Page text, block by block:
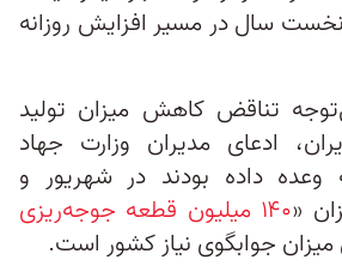
سال در مسیر افزایش روزانه
تناقض کاهش میزان تولید
ادعای مدیران وزارت جهاد
داده بودند در شهریور و
۱۴۰ میلیون قطعه جوجه‌ریزی
جوابگوی نیاز کشور است.